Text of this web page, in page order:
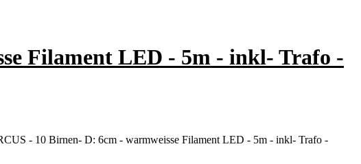
Filament LED - 5m - inkl- Trafo -
- 10 Birnen- D: 6cm - warmweisse Filament LED - 5m - inkl- Trafo -